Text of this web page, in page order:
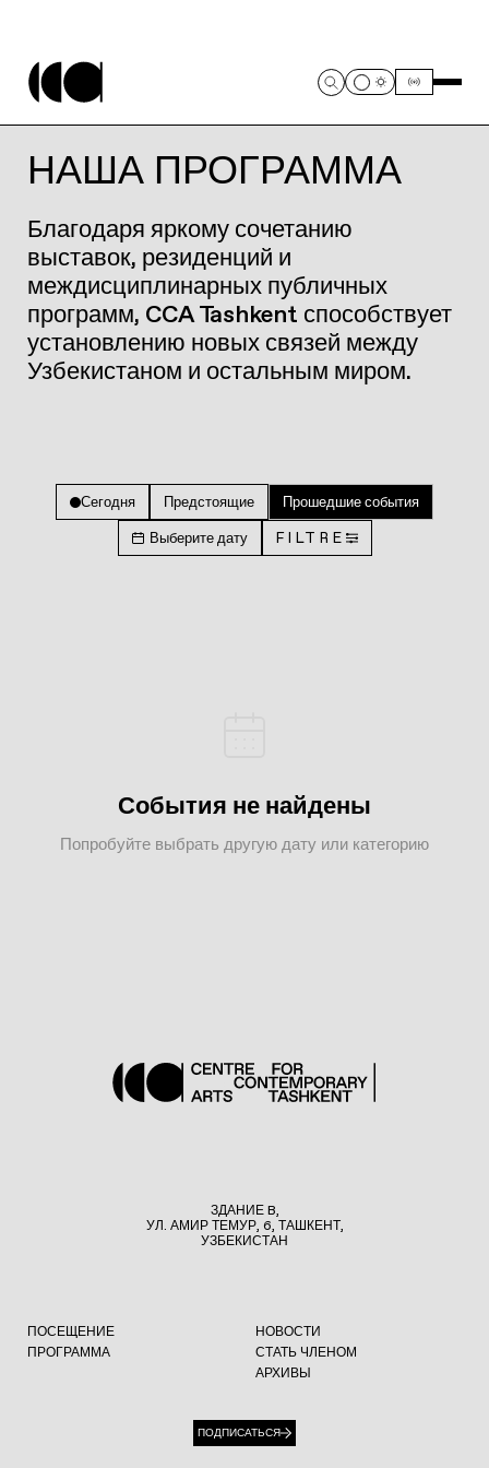
НАША ПРОГРАММА
Благодаря яркому сочетанию
выставок, резиденций и
междисциплинарных публичных
программ, CCA Tashkent способствует
установлению новых связей между
Узбекистаном и остальным миром.
Сегодня Предстоящие Прошедшие события
Выберите дату FILTRE
События не найдены
Попробуйте выбрать другую дату или категорию
ЗДАНИЕ B,
УЛ. АМИР ТЕМУР, 6, ТАШКЕНТ,
УЗБЕКИСТАН
ПОСЕЩЕНИЕ
ПРОГРАММА
НОВОСТИ
СТАТЬ ЧЛЕНОМ
АРХИВЫ
ПОДПИСАТЬСЯ